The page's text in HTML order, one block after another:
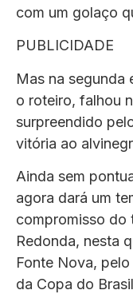
com um golaço
PUBLICIDADE
Mas na segunda
o roteiro, falhou
surpreendido
vitória ao
Ainda sem
agora dará um
compromisso do
Redonda, nesta
Fonte Nova,
da Copa do